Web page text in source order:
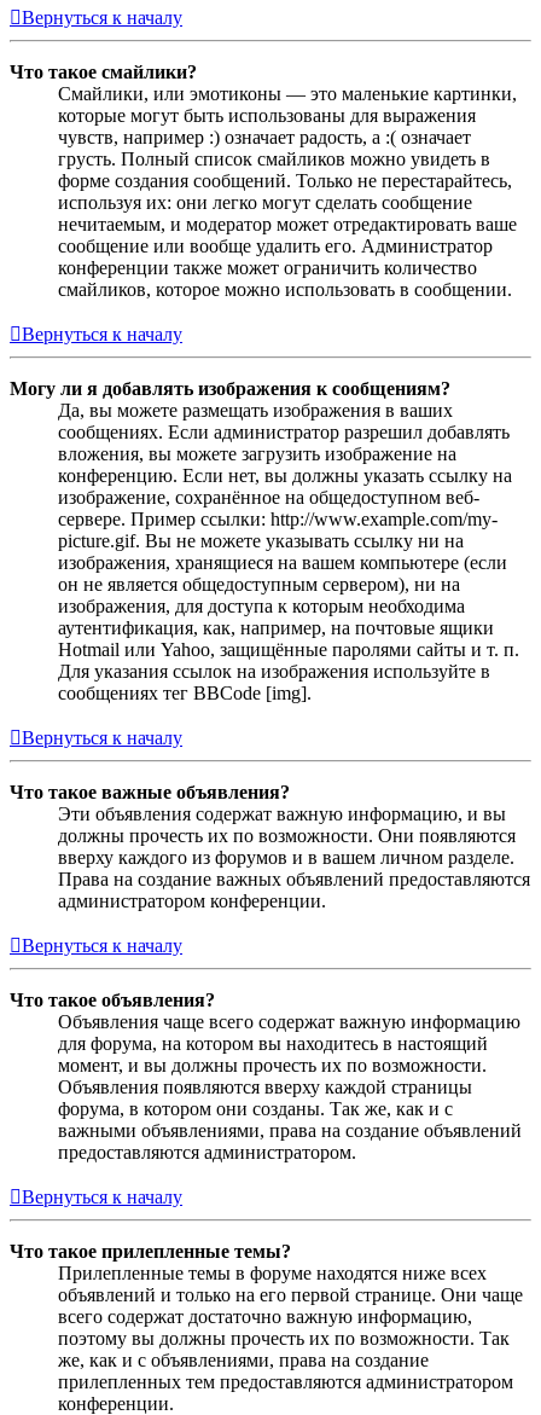
Вернуться к началу
Что такое смайлики?
Смайлики, или эмотиконы — это маленькие картинки,
которые могут быть использованы для выражения
чувств, например :) означает радость, а :( означает
грусть. Полный список смайликов можно увидеть в
форме создания сообщений. Только не перестарайтесь,
используя их: они легко могут сделать сообщение
нечитаемым, и модератор может отредактировать ваше
сообщение или вообще удалить его. Администратор
конференции также может ограничить количество
смайликов, которое можно использовать в сообщении.
Вернуться к началу
Могу ли я добавлять изображения к сообщениям?
Да, вы можете размещать изображения в ваших
сообщениях. Если администратор разрешил добавлять
вложения, вы можете загрузить изображение на
конференцию. Если нет, вы должны указать ссылку на
изображение, сохранённое на общедоступном веб-
сервере. Пример ссылки: http://www.example.com/my-
picture.gif. Вы не можете указывать ссылку ни на
изображения, хранящиеся на вашем компьютере (если
он не является общедоступным сервером), ни на
изображения, для доступа к которым необходима
аутентификация, как, например, на почтовые ящики
Hotmail или Yahoo, защищённые паролями сайты и т. п.
Для указания ссылок на изображения используйте в
сообщениях тег BBCode [img].
Вернуться к началу
Что такое важные объявления?
Эти объявления содержат важную информацию, и вы
должны прочесть их по возможности. Они появляются
вверху каждого из форумов и в вашем личном разделе.
Права на создание важных объявлений предоставляются
администратором конференции.
Вернуться к началу
Что такое объявления?
Объявления чаще всего содержат важную информацию
для форума, на котором вы находитесь в настоящий
момент, и вы должны прочесть их по возможности.
Объявления появляются вверху каждой страницы
форума, в котором они созданы. Так же, как и с
важными объявлениями, права на создание объявлений
предоставляются администратором.
Вернуться к началу
Что такое прилепленные темы?
Прилепленные темы в форуме находятся ниже всех
объявлений и только на его первой странице. Они чаще
всего содержат достаточно важную информацию,
поэтому вы должны прочесть их по возможности. Так
же, как и с объявлениями, права на создание
прилепленных тем предоставляются администратором
конференции.